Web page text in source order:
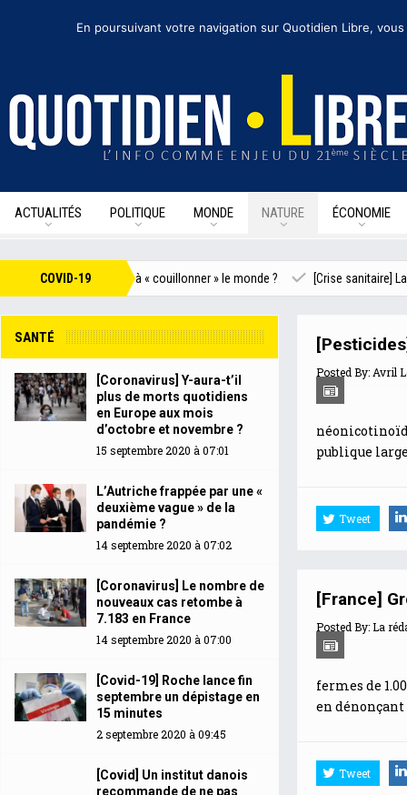
ACTUALITÉS POLITIQUE MONDE NATURE ÉCONOMIE
COVID-19
chinoise à « couillonner » le monde ? [Crise sanitaire] La
Posted By: Avril
publique
Tweet
[France]
Posted By:La
fermes de
en
Tweet
SANTÉ
[Coronavirus] Y-aura-t’il
plus de morts quotidiens
en Europe aux mois
d’octobre et novembre ?
15 septembre 2020 à 07:01
L’Autriche frappée par une «
deuxième vague » de la
pandémie ?
14 septembre 2020 à 07:02
[Coronavirus] Le nombre de
nouveaux cas retombe à
7.183 en France
14 septembre 2020 à 07:00
[Covid-19] Roche lance fin
septembre un dépistage en
15 minutes
2 septembre 2020 à 09:45
[Covid] Un institut danois
recommande de ne pas
En poursuivant votre navigation sur Quotidien Libre,